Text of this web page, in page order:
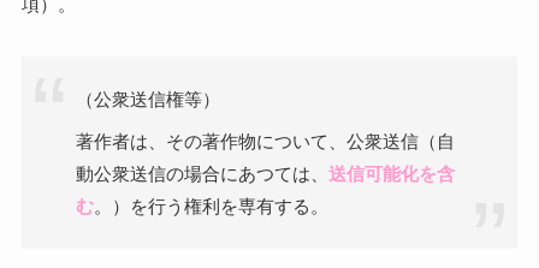
（公衆送信権等）
著作者は、その著作物について、公衆送信（自
動公衆送信の場合にあつては、 送信可能化を含
む。）を行う権利を専有する。